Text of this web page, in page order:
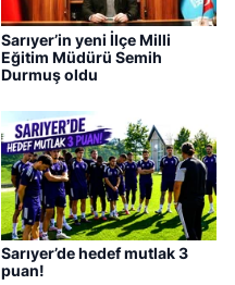
Sarıyer’in yeni İlçe Milli
Eğitim Müdürü Semih
Durmuş oldu
Sarıyer’de hedef mutlak 3
puan!